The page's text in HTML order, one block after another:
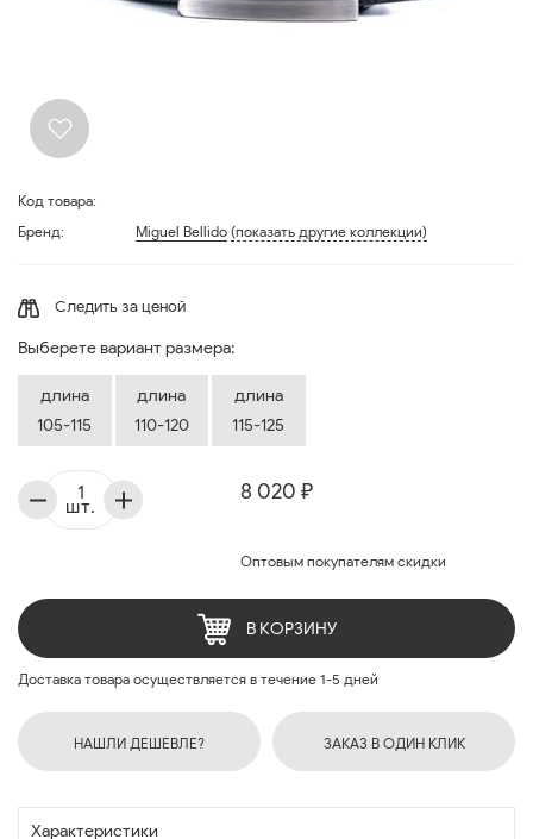
Код товара:
Бренд:
Miguel Bellido (показать другие коллекции)
Следить за ценой
Выберете вариант размера:
длина
105-115
длина
110-120
длина
115-125
8 020 ₽
Оптовым покупателям скидки
шт.
В КОРЗИНУ
Доставка товара осуществляется в течение 1-5 дней
НАШЛИ ДЕШЕВЛЕ? ЗАКАЗ В ОДИН КЛИК
Характеристики